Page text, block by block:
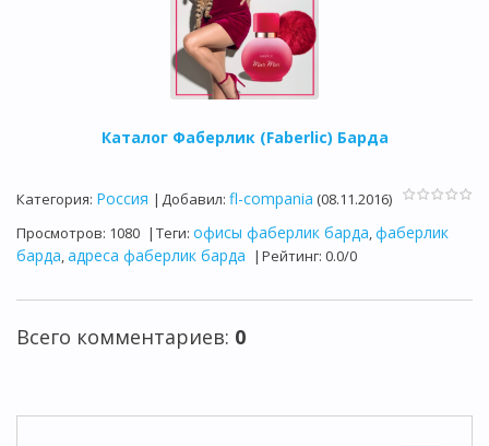
Каталог Фаберлик (Faberlic) Барда
Категория: Россия | Добавил: fl-compania (08.11.2016)
Просмотров: 1080 | Теги: офисы фаберлик барда,фаберлик
барда,адреса фаберлик барда | Рейтинг: 0.0/0
Всего комментариев: 0